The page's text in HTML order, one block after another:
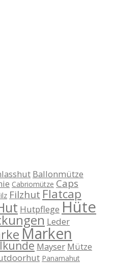
Ballonmütze
Cabriomütze Caps
Filzhut Flatcap
Hutpflege Hüte
Leder
Marken
Mayser Mütze
Panamahut